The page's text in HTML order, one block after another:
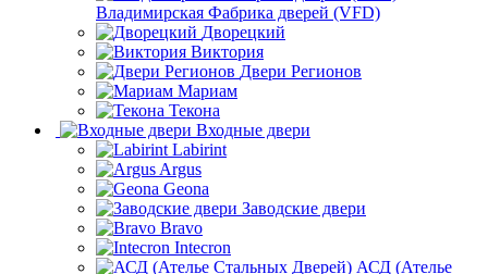
Владимирская Фабрика дверей (VFD)
Дворецкий
Виктория
Двери Регионов
Мариам
Текона
Входные двери
Labirint
Argus
Geona
Заводские двери
Bravo
Intecron
АСД (Ателье